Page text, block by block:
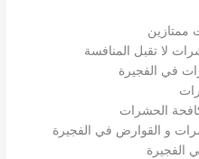
ممتازين
لا تقبل المنافسة
في الفجيرة
الحشرات
و القوارض في الفجيرة
الفجيرة